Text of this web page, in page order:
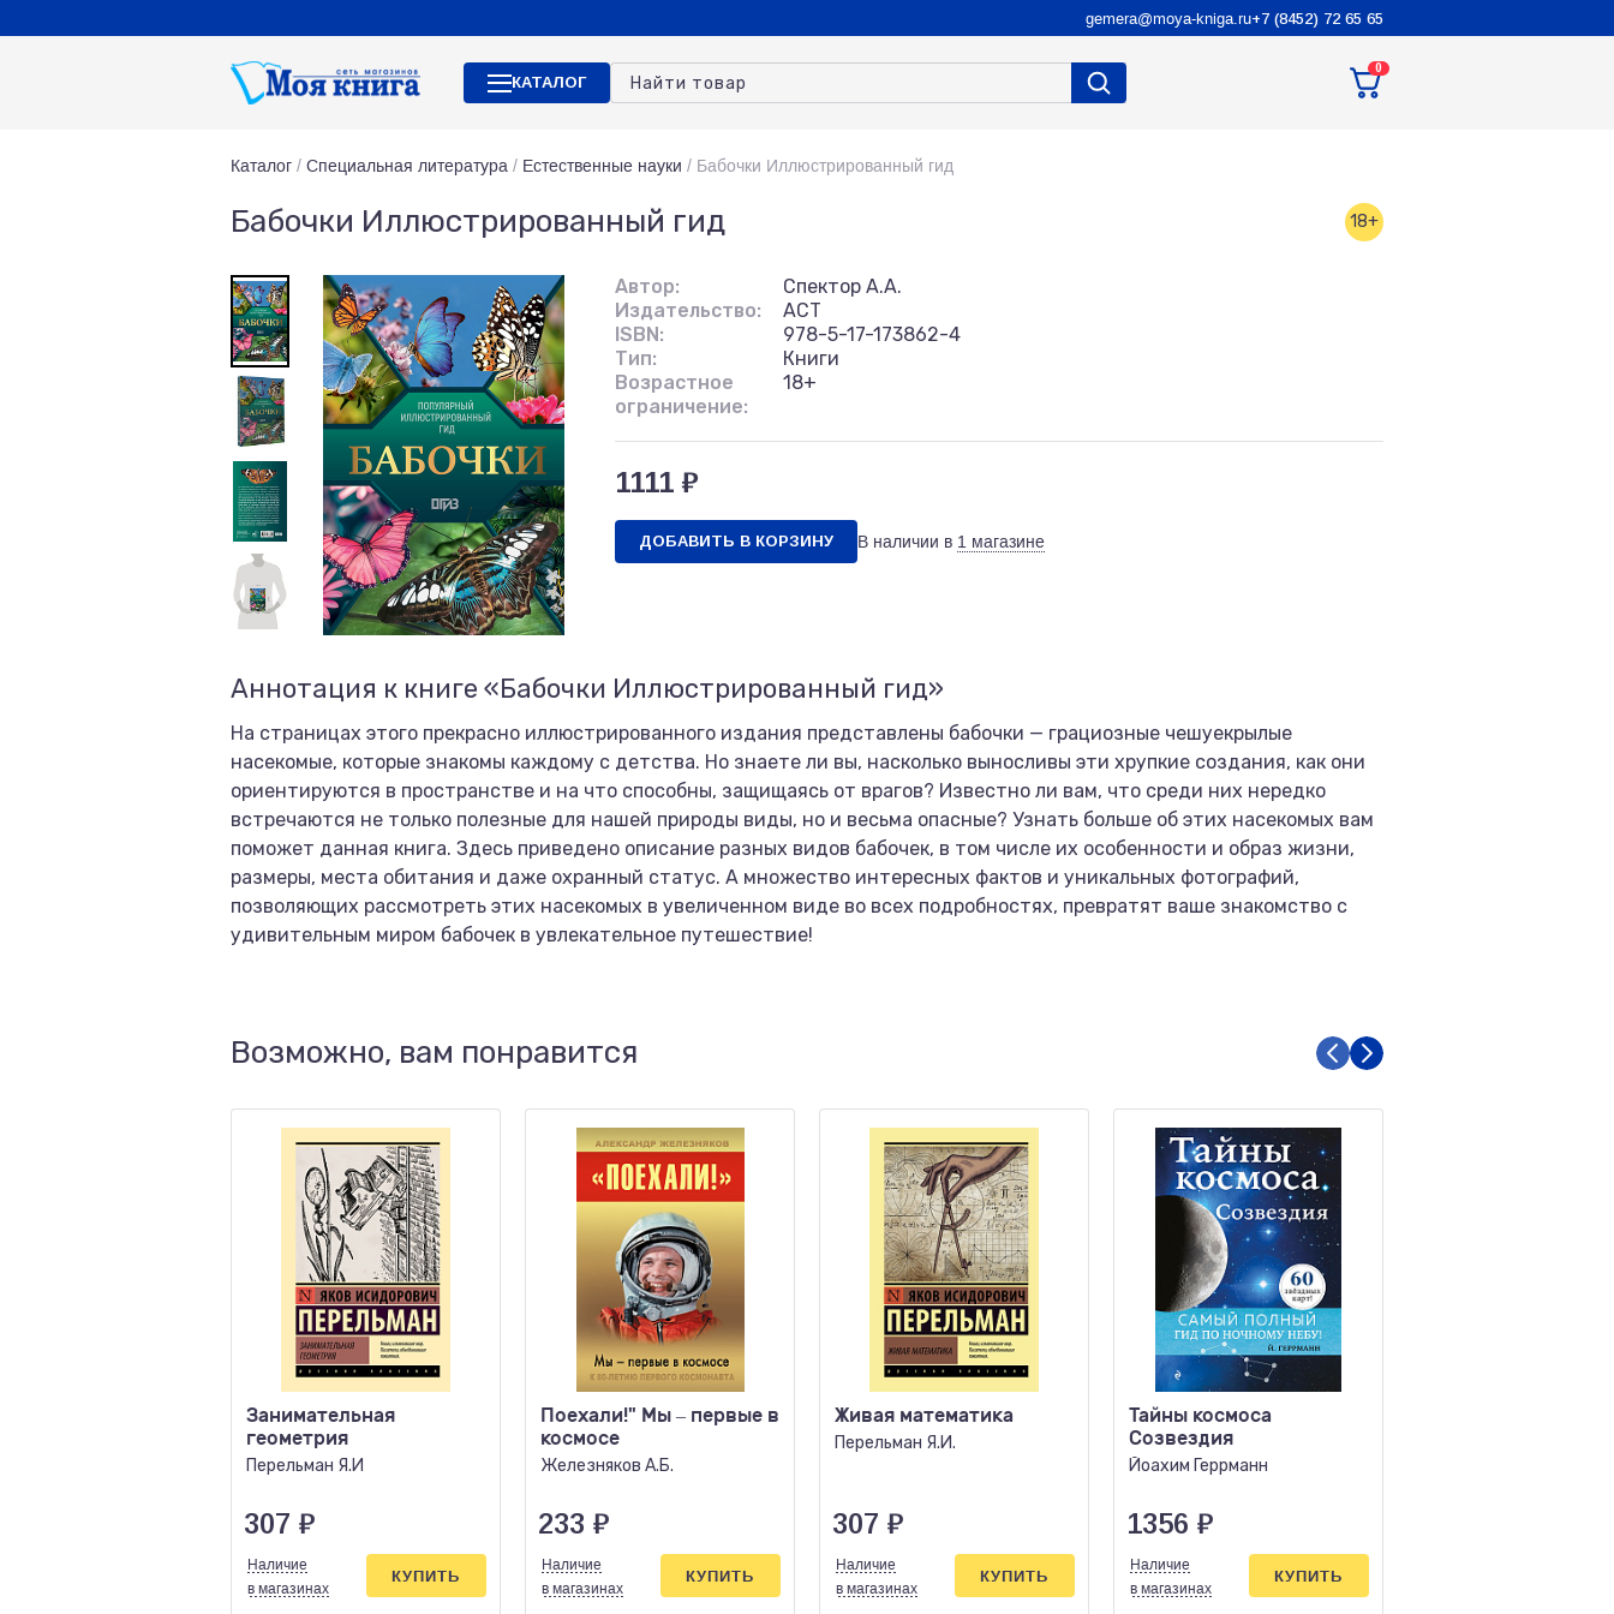
gemera@moya-kniga.ru+7 (8452) 72 65 65
КАТАЛОГ
0
Каталог / Специальная литература / Естественные науки / Бабочки Иллюстрированный гид
Бабочки Иллюстрированный гид 18+
Автор:
Спектор А.А.
Издательство:
АСТ
ISBN:
978-5-17-173862-4
Тип:
Книги
Возрастное
ограничение:
18+
1111 ₽
ДОБАВИТЬ В КОРЗИНУ В наличии в 1 магазине
Аннотация к книге «Бабочки Иллюстрированный гид»
На страницах этого прекрасно иллюстрированного издания представлены бабочки — грациозные чешуекрылые
насекомые, которые знакомы каждому с детства. Но знаете ли вы, насколько выносливы эти хрупкие создания, как они
ориентируются в пространстве и на что способны, защищаясь от врагов? Известно ли вам, что среди них нередко
встречаются не только полезные для нашей природы виды, но и весьма опасные? Узнать больше об этих насекомых вам
поможет данная книга. Здесь приведено описание разных видов бабочек, в том числе их особенности и образ жизни,
размеры, места обитания и даже охранный статус. А множество интересных фактов и уникальных фотографий,
позволяющих рассмотреть этих насекомых в увеличенном виде во всех подробностях, превратят ваше знакомство с
удивительным миром бабочек в увлекательное путешествие!
Возможно, вам понравится
Занимательная
геометрия
Перельман Я.И
307 ₽
Наличие
в магазинах
КУПИТЬ
Поехали!" Мы – первые в
космосе
Железняков А.Б.
233 ₽
Наличие
в магазинах
КУПИТЬ
Живая математика
Перельман Я.И.
307 ₽
Наличие
в магазинах
КУПИТЬ
Тайны космоса
Созвездия
Йоахим Геррманн
1356 ₽
Наличие
в магазинах
КУПИТЬ